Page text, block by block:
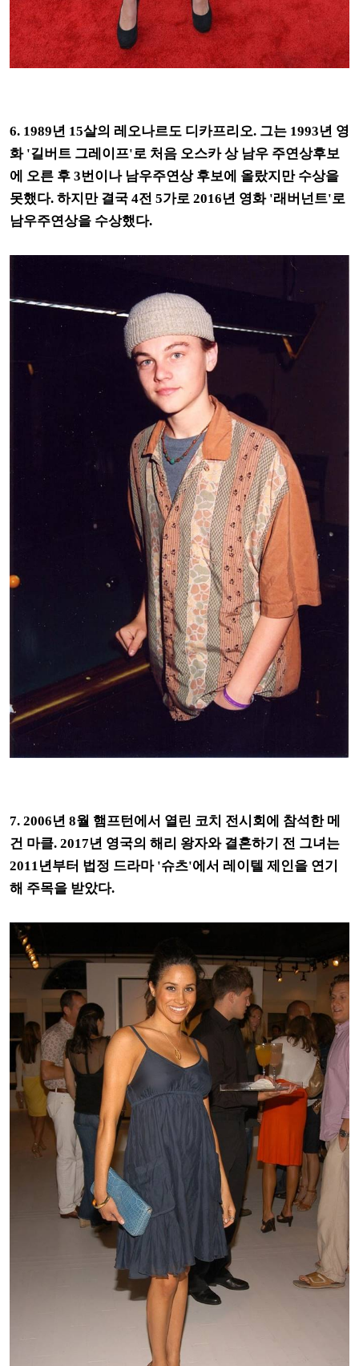
6. 1989년 15살의 레오나르도 디카프리오. 그는 1993년 영
화 '길버트 그레이프'로 처음 오스카 상 남우 주연상후보
에 오른 후 3번이나 남우주연상 후보에 올랐지만 수상을
못했다. 하지만 결국 4전 5가로 2016년 영화 '래버넌트'로
남우주연상을 수상했다.
7. 2006년 8월 햄프턴에서 열린 코치 전시회에 참석한 메
건 마클. 2017년 영국의 해리 왕자와 결혼하기 전 그녀는
2011년부터 법정 드라마 '슈츠'에서 레이텔 제인을 연기
해 주목을 받았다.